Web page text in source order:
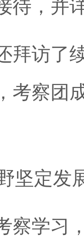
待，并
访了续
考察团
定发
学习，